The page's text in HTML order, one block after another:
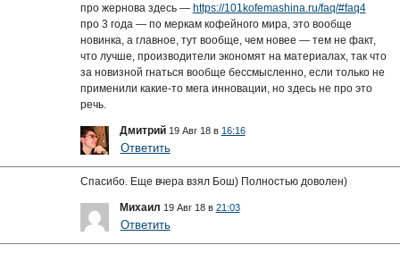
про жернова здесь — https://101kofemashina.ru/faq/#faq4
про 3 года — по меркам кофейного мира, это вообще
новинка, а главное, тут вообще, чем новее — тем не факт,
что лучше, производители экономят на материалах, так что
за новизной гнаться вообще бессмысленно, если только не
применили какие-то мега инновации, но здесь не про это
речь.
Дмитрий 19 Авг 18 в 16:16
Ответить
Спасибо. Еще вчера взял Бош) Полностью доволен)
Михаил 19 Авг 18 в 21:03
Ответить